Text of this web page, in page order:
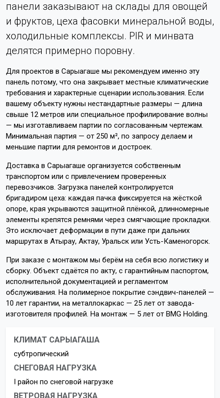
панели заказывают на склады для овощей
и фруктов, цеха фасовки минеральной воды,
холодильные комплексы. PIR и минвата
делятся примерно поровну.
Для проектов в Сарыагаше мы рекомендуем именно эту
панель потому, что она закрывает местные климатические
требования и характерные сценарии использования. Если
вашему объекту нужны нестандартные размеры — длина
свыше 12 метров или специальное профилирование волны
— мы изготавливаем партии по согласованным чертежам.
Минимальная партия — от 250 м², по запросу делаем и
меньшие партии для ремонтов и достроек.
Доставка в Сарыагаше организуется собственным
транспортом или с привлечением проверенных
перевозчиков. Загрузка панелей контролируется
бригадиром цеха: каждая пачка фиксируется на жёсткой
опоре, края укрываются защитной плёнкой, длинномерные
элементы крепятся ремнями через смягчающие прокладки.
Это исключает деформации в пути даже при дальних
маршрутах в Атырау, Актау, Уральск или Усть-Каменогорск.
При заказе с монтажом мы берём на себя всю логистику и
сборку. Объект сдаётся по акту, с гарантийным паспортом,
исполнительной документацией и регламентом
обслуживания. На полимерное покрытие сэндвич-панелей —
10 лет гарантии, на металлокаркас — 25 лет от завода-
изготовителя профилей. На монтаж — 5 лет от BMG Holding.
КЛИМАТ САРЫАГАША
субтропический
СНЕГОВАЯ НАГРУЗКА
I район по снеговой нагрузке
ВЕТРОВАЯ НАГРУЗКА